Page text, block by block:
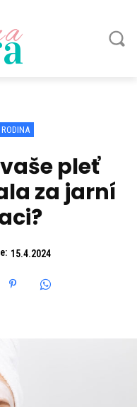
RODINA
pleť
za jarní
15.4.2024